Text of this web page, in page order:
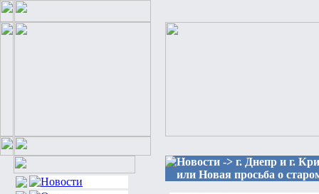
Новости -> г. Днепр и г.
или Новая просьба о